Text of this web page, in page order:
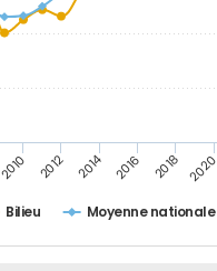
Bilieu Moyenne nationale
2010 2012 2014 2016 2018 2020